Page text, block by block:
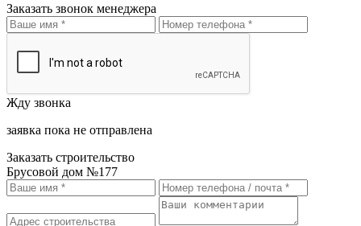
Заказать звонок менеджера
Жду звонка
заявка пока не отправлена
Заказать строительство
Брусовой дом №177